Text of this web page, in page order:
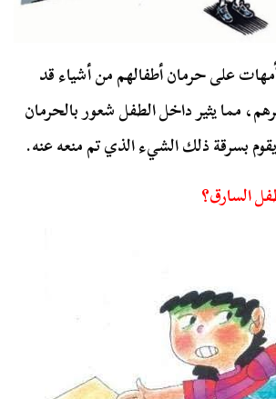
على حرمان أطفالهم من أشياء قد
مما يثير داخل الطفل شعور بالحرمان
يقوم بسرقة ذلك الشيء الذي تم منعه عنه.
السارق؟